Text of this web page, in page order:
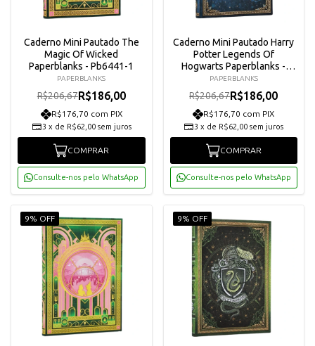
Caderno Mini Pautado The
Magic Of Wicked
Paperblanks - Pb6441-1
PAPERBLANKS
R$206,67R$186,00
R$176,70 com PIX
3 x de R$62,00 sem juros
COMPRAR
Consulte-nos pelo WhatsApp
Caderno Mini Pautado Harry
Potter Legends Of
Hogwarts Paperblanks -
Pb6523-4
PAPERBLANKS
R$206,67R$186,00
R$176,70 com PIX
3 x de R$62,00 sem juros
COMPRAR
Consulte-nos pelo WhatsApp
9% OFF 9% OFF